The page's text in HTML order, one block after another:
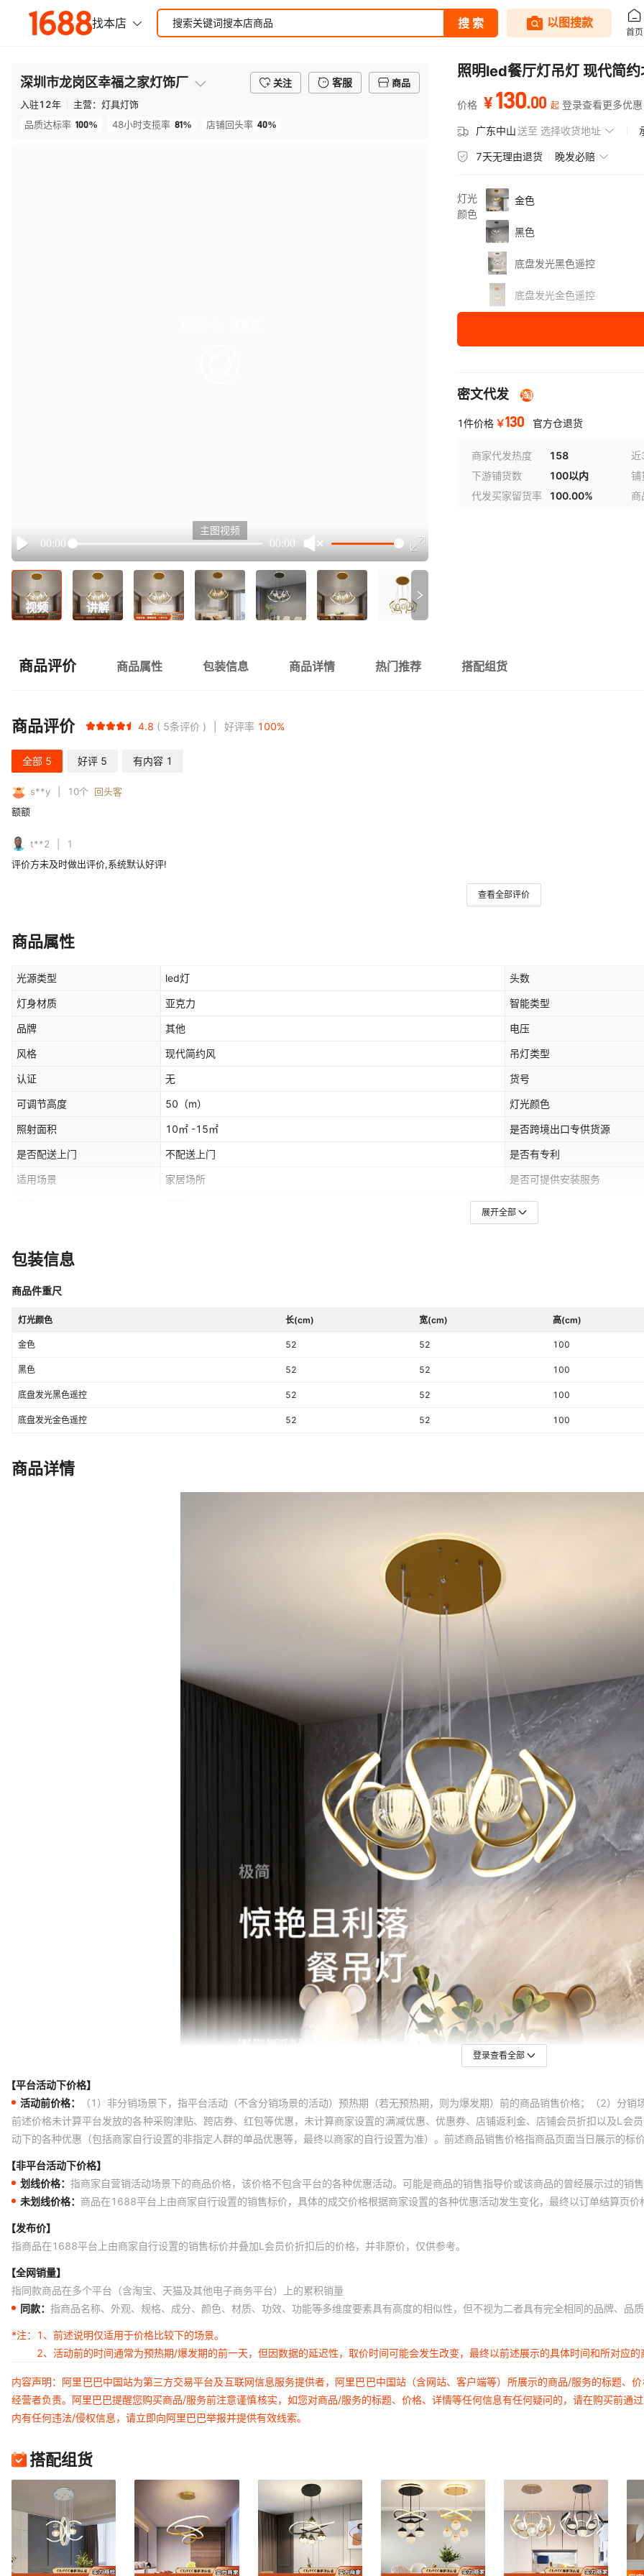
深圳市龙岗区幸福之家灯饰厂 关注 客服
商品
入驻12年 主营： 灯具灯饰
品质达标率 100% 48小时支揽率 81% 店铺回头率 40%
Play
00:00 00:00
主图视频
视频 讲解
照明led餐厅灯吊灯 现代简
价格 ¥130.00 起 登录查看更多优惠
广东中山送至 选择收货地址
7天无理由退货 晚发必赔
灯光
颜色
金色
黑色
底盘发光黑色遥控
底盘发光金色遥控
密文代发
1件价格 ￥130 官方仓退货
商家代发热度 158
近
下游铺货数
100以内
铺
代发买家留货率
100.00% 商
商品评价 商品属性 包装信息 商品详情 热门推荐 搭配组货
商品评价 4.8 5条评价 好评率 100%
全部 5 好评 5 有内容 1
s**y 10个 回头客
额额
t**2
1
评价方未及时做出评价,系统默认好评!
查看全部评价
商品属性
光源类型 led灯 头数
灯身材质 亚克力 智能类型
品牌 其他 电压
风格 现代简约风 吊灯类型
认证 无 货号
可调节高度 50 （m） 灯光颜色
照射面积 10㎡ -15㎡ 是否跨境出口专供货源
是否配送上门 不配送上门 是否有专利
适用场景 家居场所 是否可提供安装服务
产地
灯罩材质
展开全部
包装信息
商品件重尺
灯光颜色 长(cm) 宽(cm) 高(cm)
金色 52 52 100
黑色 52 52 100
底盘发光黑色遥控 52 52 100
底盘发光金色遥控 52 52 100
商品详情
登录查看全部
【平台活动下价格】
活动前价格：
（1）非分销场景下，指平台活动（不含分销场景的活动）预热期（若无预热期，则为爆发期）前的商品销售价格；（2）分
前述价格未计算平台发放的各种采购津贴、跨店券、红包等优惠，未计算商家设置的满减优惠、优惠券、店铺返利金、店铺会员折扣以及L会
动下的各种优惠（包括商家自行设置的非指定人群的单品优惠等，最终以商家的自行设置为准）。前述商品销售价格指商品页面当日展示的
【非平台活动下价格】
划线价格： 指商家自营销活动场景下的商品价格，该价格不包含平台的各种优惠活动。可能是商品的销售指导价或该商品的曾经展示过的销
未划线价格： 商品在1688平台上由商家自行设置的销售标价，具体的成交价格根据商家设置的各种优惠活动发生变化，最终以订单结算页价
【发布价】
指商品在1688平台上由商家自行设置的销售标价并叠加L会员价折扣后的价格，并非原价，仅供参考。
【全网销量】
指同款商品在多个平台（含淘宝、天猫及其他电子商务平台）上的累积销量
同款： 指商品名称、外观、规格、成分、颜色、材质、功效、功能等多维度要素具有高度的相似性，但不视为二者具有完全相同的品牌、品
*注：
1、前述说明仅适用于价格比较下的场景。
2、活动前的时间通常为预热期/爆发期的前一天，但因数据的延迟性，取价时间可能会发生改变，最终以前述展示的具体时间和所对应的
内容声明：阿里巴巴中国站为第三方交易平台及互联网信息服务提供者，阿里巴巴中国站（含网站、客户端等）所展示的商品/服务的标题、
经营者负责。阿里巴巴提醒您购买商品/服务前注意谨慎核实，如您对商品/服务的标题、价格、详情等任何信息有任何疑问的，请在购买前通
内有任何违法/侵权信息，请立即向阿里巴巴举报并提供有效线索。
搭配组货